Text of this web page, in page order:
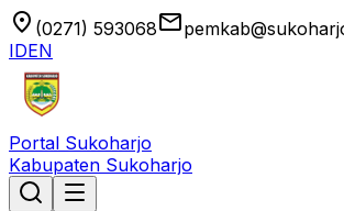
location_on (0271) 593068email
IDEN
Portal Sukoharjo
Kabupaten Sukoharjo